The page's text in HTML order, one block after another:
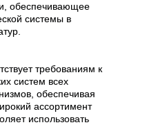
обеспечивающее
системы в
требованиям к
систем всех
обеспечивая
ассортимент
использовать